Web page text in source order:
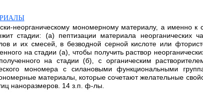
неорганическому мономерному материалу, а именно к
стадии: (а) пептизации материала
и их смесей, в безводной серной кислоте или
на стадии (а), чтобы получить раствор
на стадии (б), с органическим
мономера с силановыми функциональными
материалы, которые сочетают желательные
наноразмеров. 14 з.п. ф-лы.